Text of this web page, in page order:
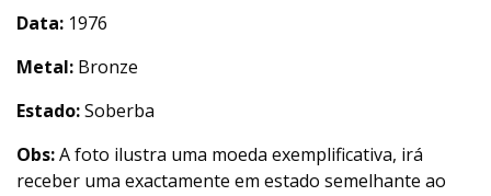
Data: 1976
Metal: Bronze
Estado:Soberba
Obs:A foto ilustra uma moeda exemplificativa, irá
receber uma exactamente em estado semelhante ao